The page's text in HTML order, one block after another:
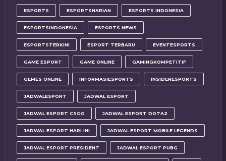
ESPORTS ESPORTSHARIAN ESPORTS INDONESIA
ESPORTSINDONESIA ESPORTS NEWS
ESPORTSTERKINI ESPORT TERBARU EVENTESPORTS
GAME ESPORT GAME ONLINE GAMINGKOMPETITIF
GEMES ONLINE INFORMASIESPORTS INSIDERESPORTS
JADWALESPORT JADWAL ESPORT
JADWAL ESPORT CSGO JADWAL ESPORT DOTA2
JADWAL ESPORT HARI INI JADWAL ESPORT MOBILE LEGENDS
JADWAL ESPORT PRESIDENT JADWAL ESPORT PUBG